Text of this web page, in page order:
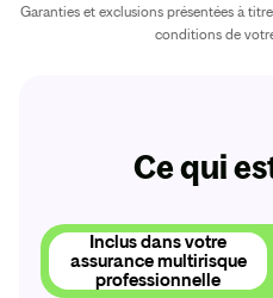
Garanties et exclusions présentées à
conditions de
Ce qui
Inclus dans votre
assurance multirisque
professionnelle